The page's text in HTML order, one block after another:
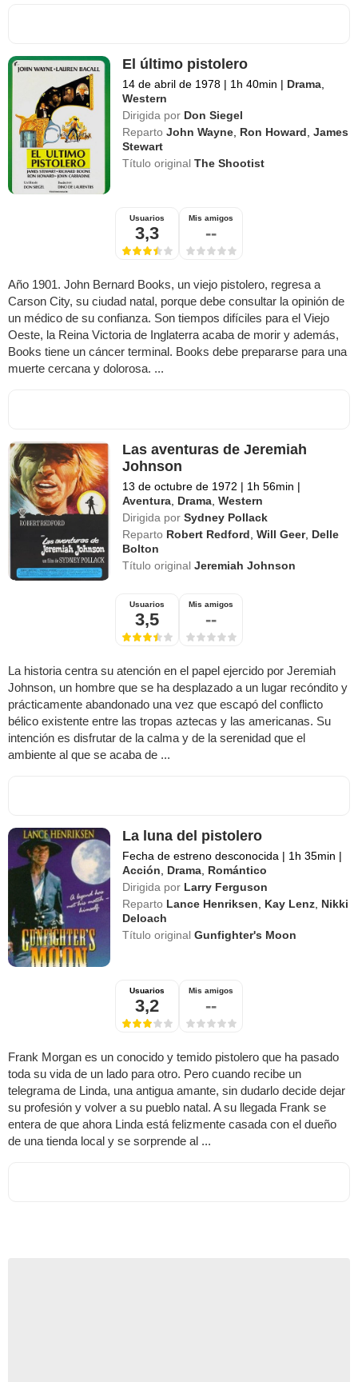
El último pistolero
14 de abril de 1978 | 1h 40min | Drama
Western
Dirigida por Don Siegel
Reparto John Wayne Ron Howard ,James
Stewart
Título originalThe Shootist
Usuarios
3,3
Mis amigos
--
Año 1901. John Bernard Books, un viejo pistolero, regresa a
Carson City, su ciudad natal, porque debe consultar la opinión de
un médico de su confianza. Son tiempos difíciles para el Viejo
Oeste, la Reina Victoria de Inglaterra acaba de morir y además,
Books tiene un cáncer terminal. Books debe prepararse para una
muerte cercana y dolorosa. ...
Las aventuras de Jeremiah
Johnson
13 de octubre de 1972 | 1h 56min |
Aventura, Drama,Western
Dirigida por Sydney Pollack
Reparto Robert Redford,Will Geer, Delle
Bolton
Título originalJeremiah Johnson
Usuarios
3,5
Mis amigos
--
La historia centra su atención en el papel ejercido por Jeremiah
Johnson, un hombre que se ha desplazado a un lugar recóndito y
prácticamente abandonado una vez que escapó del conflicto
bélico existente entre las tropas aztecas y las americanas. Su
intención es disfrutar de la calma y de la serenidad que el
ambiente al que se acaba de ...
La luna del pistolero
Fecha de estreno desconocida | 1h 35min |
Acción, Drama, Romántico
Dirigida por Larry Ferguson
Reparto Lance Henriksen, Kay Lenz, Nikki
Deloach
Título originalGunfighter's Moon
Usuarios
3,2
Mis amigos
--
Frank Morgan es un conocido y temido pistolero que ha pasado
toda su vida de un lado para otro. Pero cuando recibe un
telegrama de Linda, una antigua amante, sin dudarlo decide dejar
su profesión y volver a su pueblo natal. A su llegada Frank se
entera de que ahora Linda está felizmente casada con el dueño
de una tienda local y se sorprende al ...